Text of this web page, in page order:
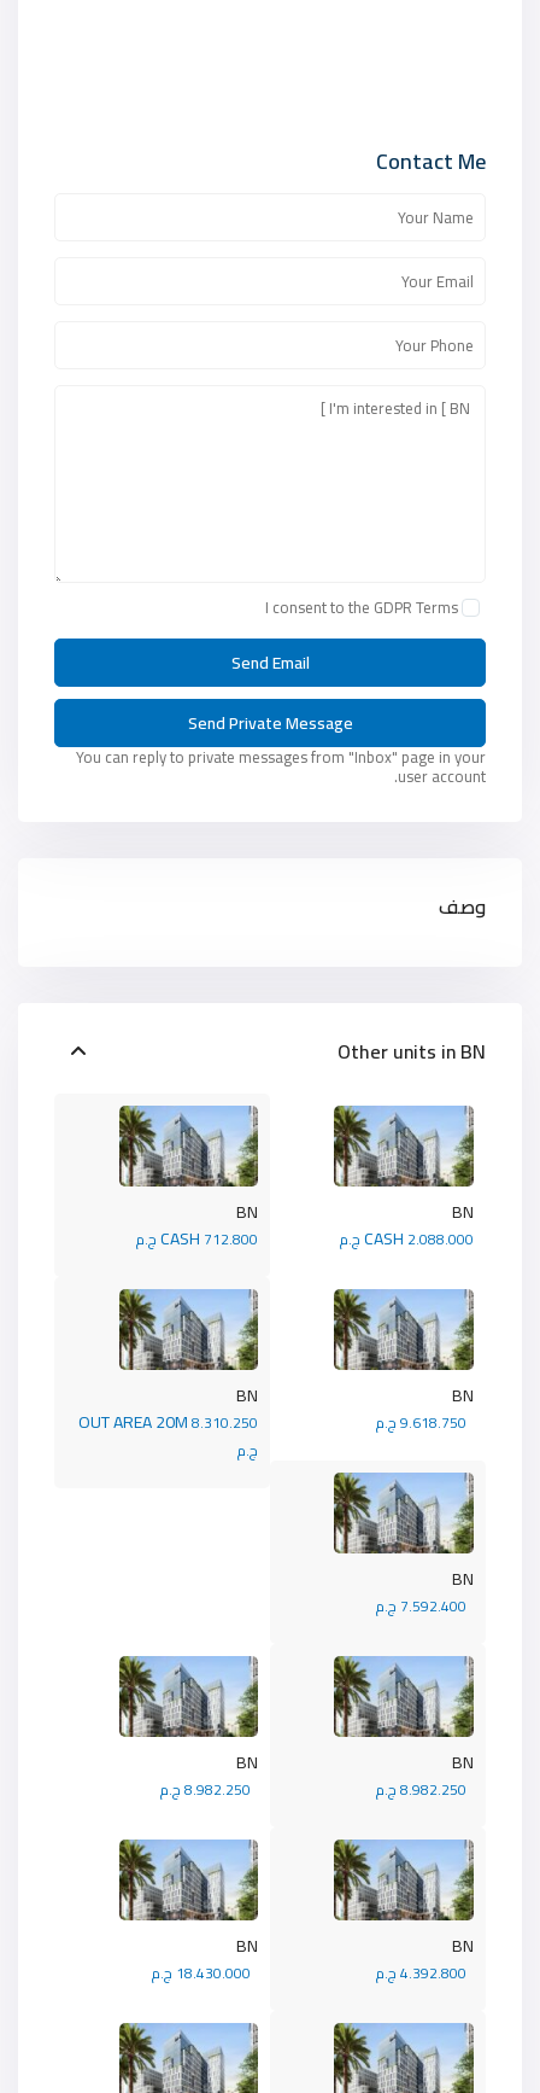
وصف
Other units inBN
BN
CASH 712.800 ج.م
BN
CASH 2.088.000 ج.م
BN
OUT AREA 20M8.310.250
ج.م
BN
BN
BN BN
BN BN
Contact Me
I consent to the GDPR Terms
You can reply to private messages from "Inbox" page in your
user account.